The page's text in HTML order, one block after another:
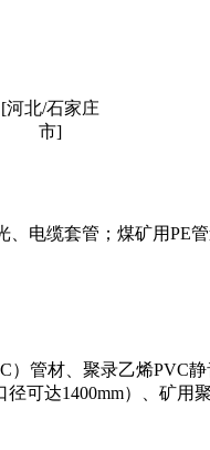
[河北/石家庄
市]
电缆套管；煤矿用PE
）管材、聚录乙烯PVC
可达1400mm）、矿用